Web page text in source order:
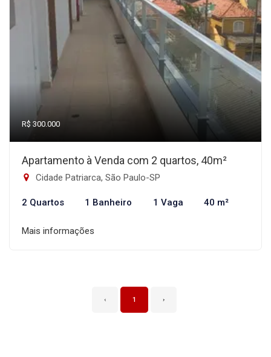
R$ 300.000
Apartamento à Venda com 2 quartos, 40m²
Cidade Patriarca, São Paulo-SP
2 Quartos 1 Banheiro 1 Vaga 40 m²
Mais informações
‹ 1 ›